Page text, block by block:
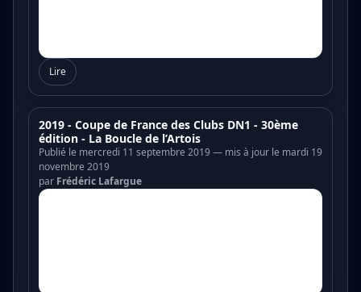
Lire
2019 - Coupe de France des Clubs DN1 - 30ème
édition - La Boucle de l’Artois
Publié le mercredi 11 septembre 2019 — mis à jour le mardi 19
novembre 2019
par Frédéric Lafargue